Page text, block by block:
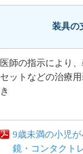
装具の
医師の指示により
セットなどの治療
き
9歳未満の小児
鏡・コンタクト